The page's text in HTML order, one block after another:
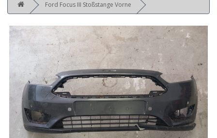
Ford Focus III Stoßstange Vorne